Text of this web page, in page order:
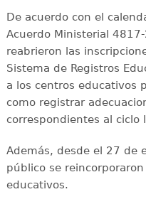
De acuerdo con el
Acuerdo Ministerial
reabrieron las
Sistema de Registros
a los centros educativos
como registrar
correspondientes al ciclo
Además, desde el 27 de
público se
educativos.